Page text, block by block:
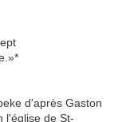
d'après Gaston
l'église de St-